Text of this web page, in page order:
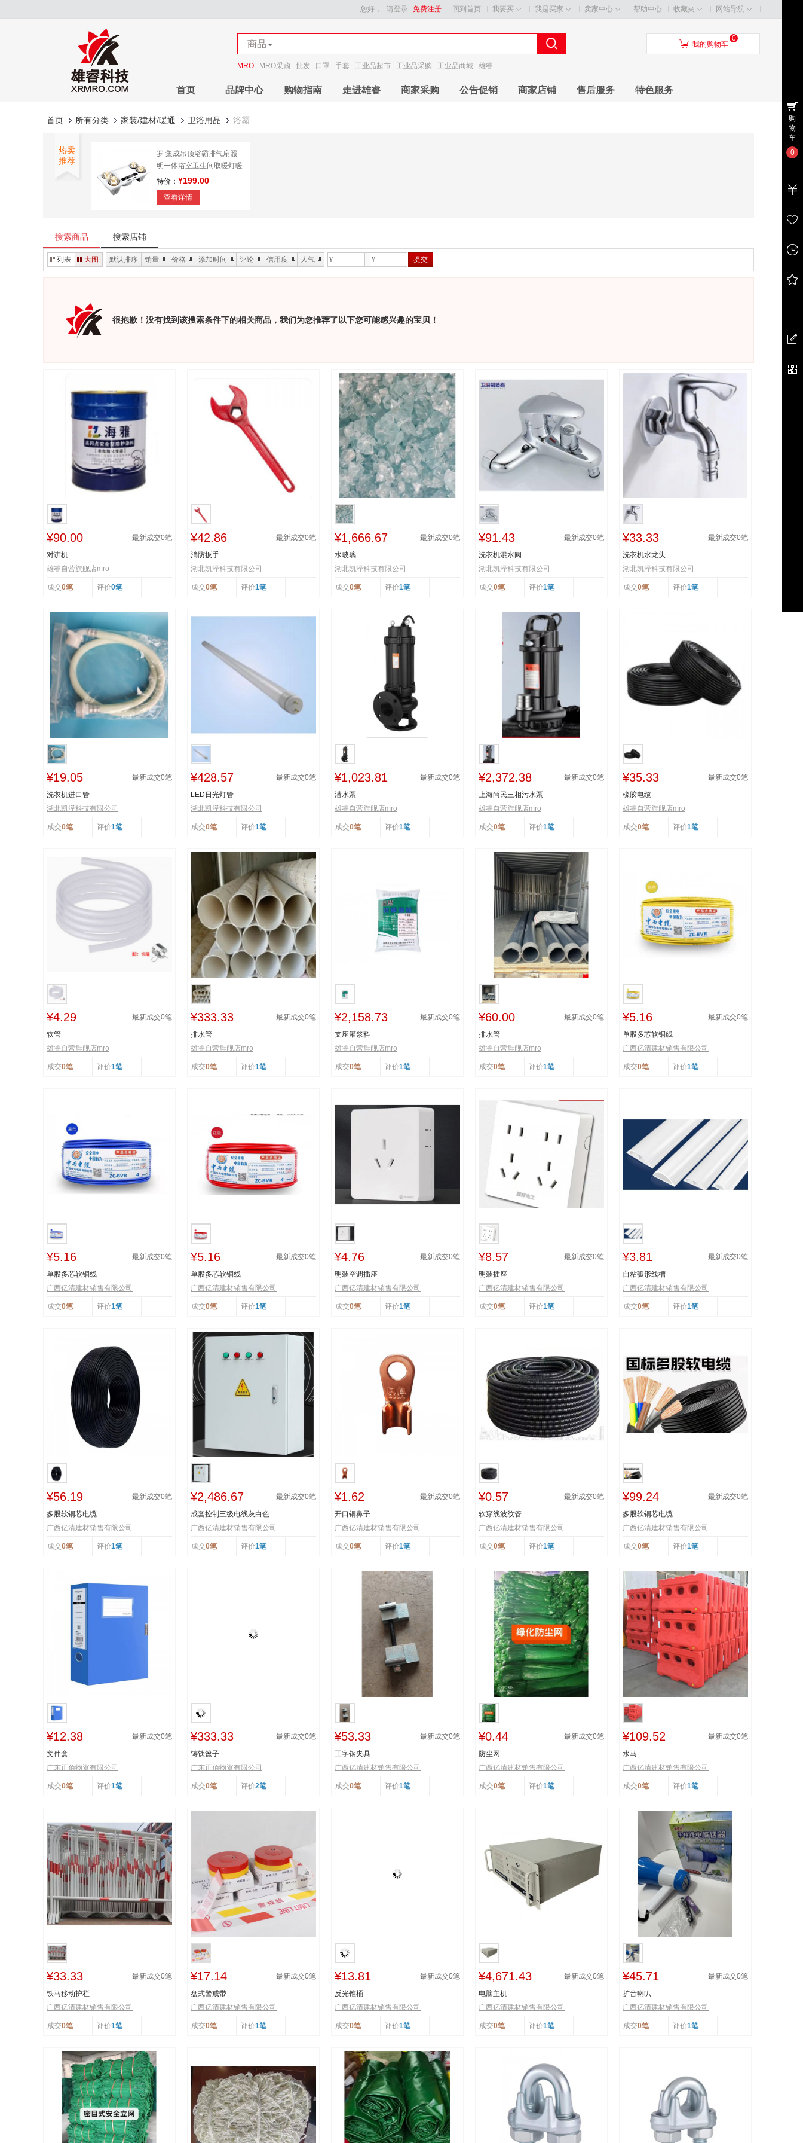
回到首页 我要买 我是买家 卖家中心 帮助中心 收藏夹 网站导航
您好， 请登录 免费注册
商品
店铺
MRO MRO采购 批发 口罩 手套 工业品超市 工业品采购 工业品商城 雄睿
󰃦 我的购物车
0
首页 品牌中心 购物指南 走进雄睿 商家采购 公告促销 商家店铺 售后服务 特色服务
首页 所有分类 家装/建材/暖通 卫浴用品 浴霸
热卖
推荐
罗 集成吊顶浴霸排气扇照
明一体浴室卫生间取暖灯暖
三合一
特价： ¥199.00
查看详情
搜索商品 搜索店铺
列表 大图 默认排序 销量 价格 添加时间 评论 信用度 人气 ¥ ¥ 提交
很抱歉！没有找到该搜索条件下的相关商品，我们为您推荐了以下您可能感兴趣的宝贝！
¥90.00 最新成交0笔
对讲机
雄睿自营旗舰店mro
成交0笔 评价0笔
¥42.86 最新成交0笔
消防扳手
湖北凯泽科技有限公司
成交0笔 评价1笔
¥1,666.67 最新成交0笔
水玻璃
湖北凯泽科技有限公司
成交0笔 评价1笔
¥91.43 最新成交0笔
洗衣机混水阀
湖北凯泽科技有限公司
成交0笔 评价1笔
¥33.33 最新成交0笔
洗衣机水龙头
湖北凯泽科技有限公司
成交0笔 评价1笔
¥19.05 最新成交0笔
洗衣机进口管
湖北凯泽科技有限公司
成交0笔 评价1笔
¥428.57 最新成交0笔
LED日光灯管
湖北凯泽科技有限公司
成交0笔 评价1笔
¥1,023.81 最新成交0笔
潜水泵
雄睿自营旗舰店mro
成交0笔 评价1笔
¥2,372.38 最新成交0笔
上海尚民三相污水泵
雄睿自营旗舰店mro
成交0笔 评价1笔
¥35.33 最新成交0笔
橡胶电缆
雄睿自营旗舰店mro
成交0笔 评价1笔
¥4.29 最新成交0笔
软管
雄睿自营旗舰店mro
成交0笔 评价1笔
¥333.33 最新成交0笔
排水管
雄睿自营旗舰店mro
成交0笔 评价1笔
¥2,158.73 最新成交0笔
支座灌浆料
雄睿自营旗舰店mro
成交0笔 评价1笔
¥60.00 最新成交0笔
排水管
雄睿自营旗舰店mro
成交0笔 评价1笔
¥5.16 最新成交0笔
单股多芯软铜线
广西亿清建材销售有限公司
成交0笔 评价1笔
¥5.16 最新成交0笔
单股多芯软铜线
广西亿清建材销售有限公司
成交0笔 评价1笔
¥5.16 最新成交0笔
单股多芯软铜线
广西亿清建材销售有限公司
成交0笔 评价1笔
¥4.76 最新成交0笔
明装空调插座
广西亿清建材销售有限公司
成交0笔 评价1笔
¥8.57 最新成交0笔
明装插座
广西亿清建材销售有限公司
成交0笔 评价1笔
¥3.81 最新成交0笔
自粘弧形线槽
广西亿清建材销售有限公司
成交0笔 评价1笔
¥56.19 最新成交0笔
多股软铜芯电缆
广西亿清建材销售有限公司
成交0笔 评价1笔
¥2,486.67 最新成交0笔
成套控制三级电线灰白色
广西亿清建材销售有限公司
成交0笔 评价1笔
¥1.62 最新成交0笔
开口铜鼻子
广西亿清建材销售有限公司
成交0笔 评价1笔
¥0.57 最新成交0笔
软穿线波纹管
广西亿清建材销售有限公司
成交0笔 评价1笔
¥99.24 最新成交0笔
多股软铜芯电缆
广西亿清建材销售有限公司
成交0笔 评价1笔
¥12.38 最新成交0笔
文件盒
广东正佰物资有限公司
成交0笔 评价1笔
¥333.33 最新成交0笔
铸铁篦子
广东正佰物资有限公司
成交0笔 评价2笔
¥53.33 最新成交0笔
工字钢夹具
广西亿清建材销售有限公司
成交0笔 评价1笔
¥0.44 最新成交0笔
防尘网
广西亿清建材销售有限公司
成交0笔 评价1笔
¥109.52 最新成交0笔
水马
广西亿清建材销售有限公司
成交0笔 评价1笔
¥33.33 最新成交0笔
铁马移动护栏
广西亿清建材销售有限公司
成交0笔 评价1笔
¥17.14 最新成交0笔
盘式警戒带
广西亿清建材销售有限公司
成交0笔 评价1笔
¥13.81 最新成交0笔
反光锥桶
广西亿清建材销售有限公司
成交0笔 评价1笔
¥4,671.43 最新成交0笔
电脑主机
广西亿清建材销售有限公司
成交0笔 评价1笔
¥45.71 最新成交0笔
扩音喇叭
广西亿清建材销售有限公司
成交0笔 评价1笔
购
物
车
0